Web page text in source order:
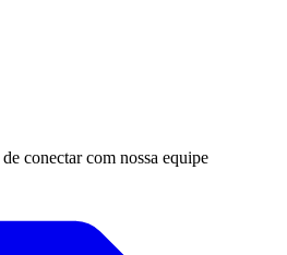
conectar com nossa equipe